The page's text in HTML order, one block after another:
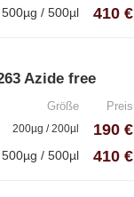
500µg / 500µl 410 €
Azide free
Größe Preis
200µg / 200µl 190 €
500µg / 500µl 410 €